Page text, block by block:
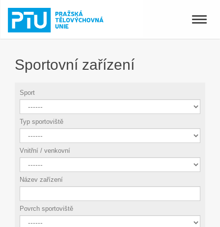
Toggle
Sportovní zařízení
Sport
Typ sportoviště
Vnitřní / venkovní
Název zařízení
Povrch sportoviště